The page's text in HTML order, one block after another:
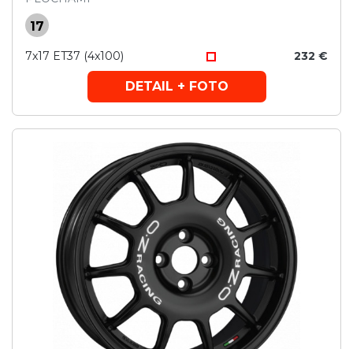
17
7x17 ET37 (4x100) 232 €
DETAIL + FOTO